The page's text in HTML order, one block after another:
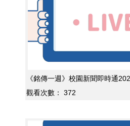
《銘傳一週》校園新聞即時通
觀看次數：
372